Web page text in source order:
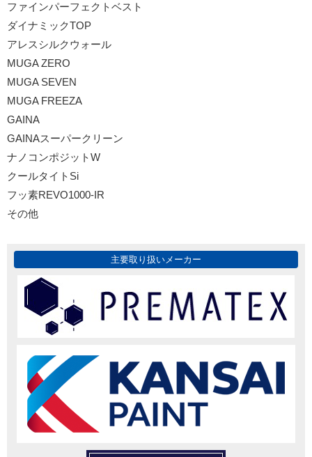
ファインパーフェクトベスト
ダイナミックTOP
アレスシルクウォール
MUGA ZERO
MUGA SEVEN
MUGA FREEZA
GAINA
GAINAスーパークリーン
ナノコンポジットW
クールタイトSi
フッ素REVO1000-IR
その他
主要取り扱いメーカー